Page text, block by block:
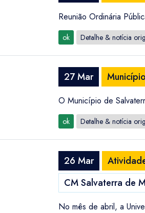
Reunião Ordinária
ok Detalhe & notícia
27 Mar
O Município de
ok Detalhe & notícia
26 Mar
CM Salvaterra de
No mês de abril, a